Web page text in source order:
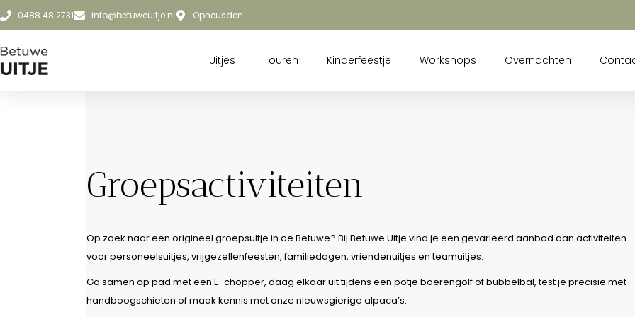
0488 48 2731 info@betuweuitje.nl Opheusden
Uitjes Touren Kinderfeestje Workshops Overnachten
Groepsactiviteiten
Op zoek naar een origineel groepsuitje in de Betuwe? Bij Betuwe Uitje vind je een gevarieerd aanbod aan activiteiten
voor personeelsuitjes, vrijgezellenfeesten, familiedagen, vriendenuitjes en teamuitjes.
Ga samen op pad met een E-chopper, daag elkaar uit tijdens een potje boerengolf of bubbelbal, test je precisie met
handboogschieten of maak kennis met onze nieuwsgierige alpaca’s.